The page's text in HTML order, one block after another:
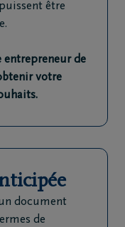
être
entrepreneur de
votre
document
de